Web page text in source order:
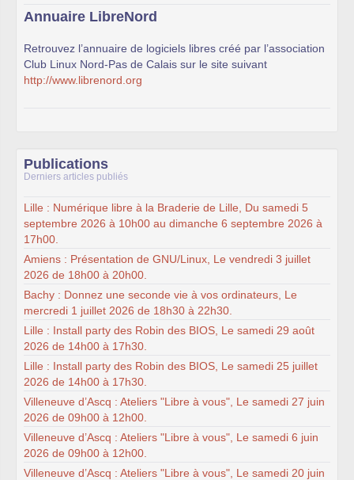
Annuaire LibreNord
Retrouvez l’annuaire de logiciels libres créé par l’association
Club Linux Nord-Pas de Calais sur le site suivant
http://www.librenord.org
Publications
Derniers articles publiés
Lille : Numérique libre à la Braderie de Lille, Du samedi 5
septembre 2026 à 10h00 au dimanche 6 septembre 2026 à
17h00.
Amiens : Présentation de GNU/Linux, Le vendredi 3 juillet
2026 de 18h00 à 20h00.
Bachy : Donnez une seconde vie à vos ordinateurs, Le
mercredi 1 juillet 2026 de 18h30 à 22h30.
Lille : Install party des Robin des BIOS, Le samedi 29 août
2026 de 14h00 à 17h30.
Lille : Install party des Robin des BIOS, Le samedi 25 juillet
2026 de 14h00 à 17h30.
Villeneuve d’Ascq : Ateliers "Libre à vous", Le samedi 27 juin
2026 de 09h00 à 12h00.
Villeneuve d’Ascq : Ateliers "Libre à vous", Le samedi 6 juin
2026 de 09h00 à 12h00.
Villeneuve d’Ascq : Ateliers "Libre à vous", Le samedi 20 juin